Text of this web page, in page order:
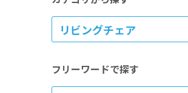
フリーワードで探す